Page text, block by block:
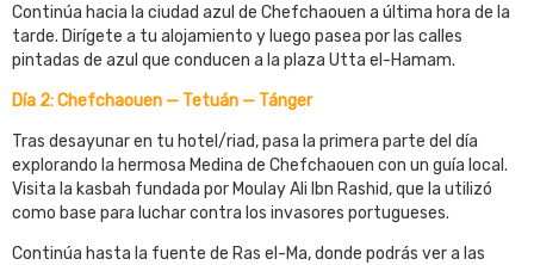
Continúa hacia la ciudad azul de Chefchaouen a última hora de la
tarde. Dirígete a tu alojamiento y luego pasea por las calles
pintadas de azul que conducen a la plaza Utta el-Hamam.
Día 2: Chefchaouen — Tetuán — Tánger
Tras desayunar en tu hotel/riad, pasa la primera parte del día
explorando la hermosa Medina de Chefchaouen con un guía local.
Visita la kasbah fundada por Moulay Ali Ibn Rashid, que la utilizó
como base para luchar contra los invasores portugueses.
Continúa hasta la fuente de Ras el-Ma, donde podrás ver a las